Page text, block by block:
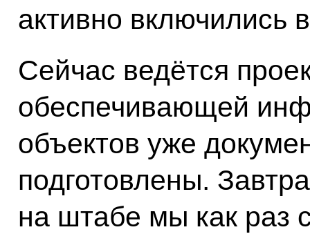
активно включились
Сейчас ведётся
обеспечивающей
объектов уже
подготовлены.
на штабе мы как раз